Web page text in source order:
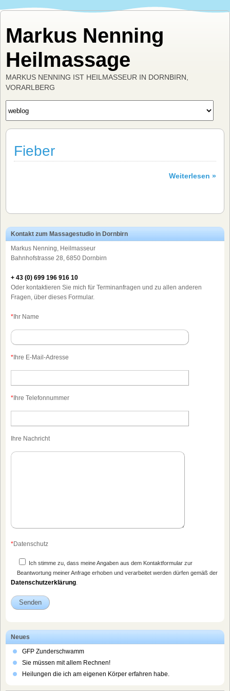
Markus Nenning
Heilmassage
MARKUS NENNING IST HEILMASSEUR IN DORNBIRN,
VORARLBERG
Fieber
Weiterlesen »
Kontakt zum Massagestudio in Dornbirn
Markus Nenning, Heilmasseur
Bahnhofstrasse 28, 6850 Dornbirn
+ 43 (0) 699 196 916 10
Oder kontaktieren Sie mich für Terminanfragen und zu allen anderen
Fragen, über dieses Formular.
*Ihr Name
*Ihre E-Mail-Adresse
*Ihre Telefonnummer
Ihre Nachricht
*Datenschutz
Ich stimme zu, dass meine Angaben aus dem Kontaktformular zur
Beantwortung meiner Anfrage erhoben und verarbeitet werden dürfen gemäß der
Datenschutzerklärung
Neues
GFP Zunderschwamm
Sie müssen mit allem Rechnen!
Heilungen die ich am eigenen Körper erfahren habe.